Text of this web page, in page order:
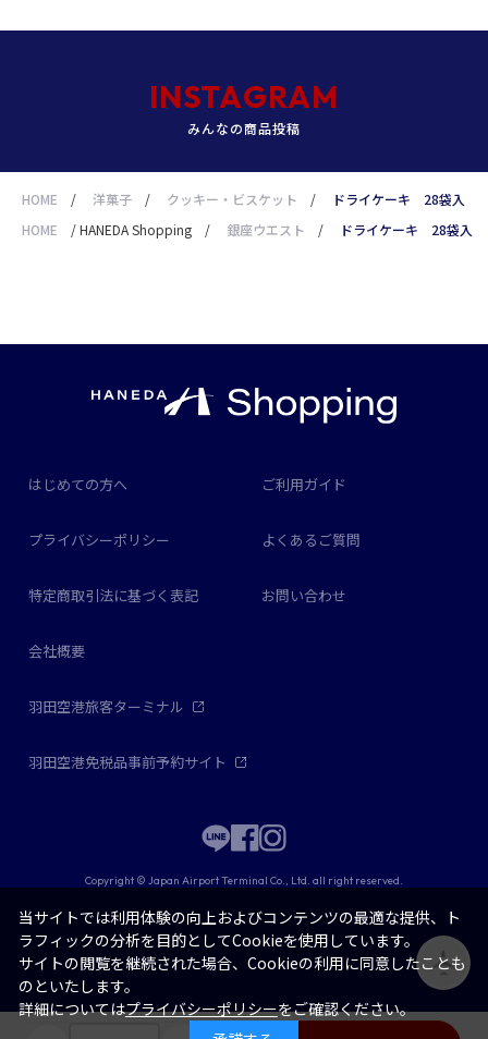
HOME / 洋菓子 / クッキー・ビスケット /
ドライケーキ 28袋入
HOME
/HANEDA Shopping / 銀座ウエスト / ドライケーキ 28袋入
INSTAGRAM
みんなの商品投稿
はじめての方へ ご利用ガイド
プライバシーポリシー よくあるご質問
特定商取引法に基づく表記 お問い合わせ
会社概要
羽田空港旅客ターミナル
羽田空港免税品事前予約サイト
Copyright © Japan Airport Terminal Co., Ltd. all right reserved.
当サイトでは利用体験の向上およびコンテンツの最適な提供、ト
ラフィックの分析を目的としてCookieを使用しています。
サイトの閲覧を継続された場合、Cookieの利用に同意したことも
のといたします。
詳細についてはプライバシーポリシーをご確認ください。